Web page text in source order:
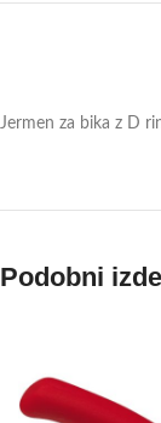
Jermen za bika z D
Podobni